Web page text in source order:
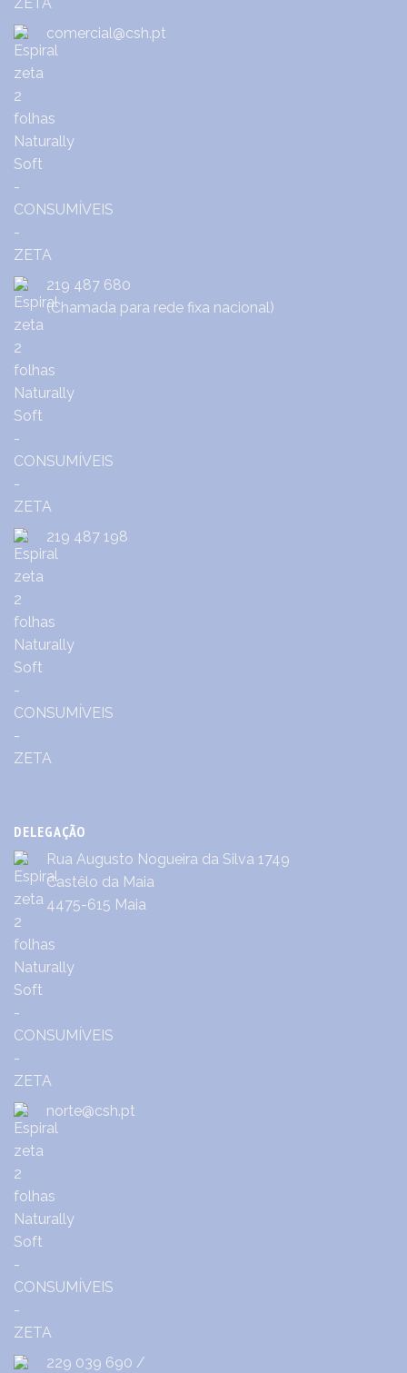
comercial@csh.pt
219 487 680
(Chamada para rede fixa nacional)
219 487 198
DELEGAÇÃO
Rua Augusto Nogueira da Silva 1749
Castêlo da Maia
4475-615 Maia
norte@csh.pt
229 039 690 /